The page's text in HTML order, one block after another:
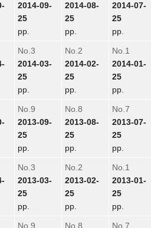
2014-09-
25
pp.
2014-08-
25
pp.
2014-07-
25
pp.
No.3
2014-03-
25
pp.
No.2
2014-02-
25
pp.
No.1
2014-01-
25
pp.
No.9
2013-09-
25
pp.
No.8
2013-08-
25
pp.
No.7
2013-07-
25
pp.
No.3
2013-03-
25
pp.
No.2
2013-02-
25
pp.
No.1
2013-01-
25
pp.
No.9 No.8 No.7